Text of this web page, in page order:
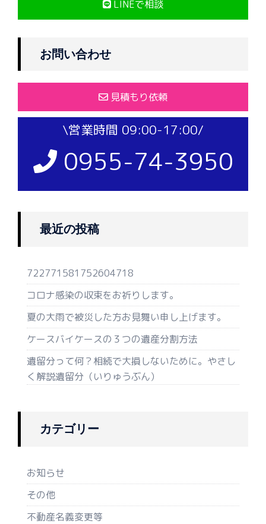
LINEで相談
お問い合わせ
見積もり依頼
\営業時間 09:00-17:00/
0955-74-3950
最近の投稿
722771581752604718
コロナ感染の収束をお祈りします。
夏の大雨で被災した方お見舞い申し上げます。
ケースバイケースの３つの遺産分割方法
遺留分って何？相続で大損しないために。やさし
く解説遺留分（いりゅうぶん）
カテゴリー
お知らせ
その他
不動産名義変更等